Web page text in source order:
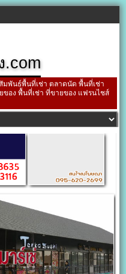
.com
มพันธ์พื้นที่เช่า ตลาดนัด พื้นที่เช่า
ของ พื้นที่เช่า ที่ขายของ แฟรนไชส์